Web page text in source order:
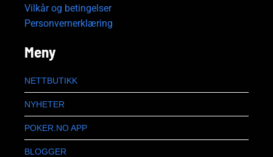
Vilkår og betingelser
Personvernerklæring
Meny
NETTBUTIKK
NYHETER
POKER.NO APP
BLOGGER